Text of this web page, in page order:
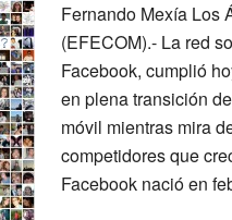
Fernando Mexía Los
(EFECOM).- La red
Facebook, cumplió
en plena transición
móvil mientras mira
competidores que
Facebook nació en